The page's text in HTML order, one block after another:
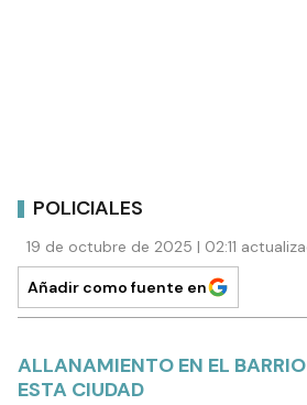
POLICIALES
19 de octubre de 2025 | 02:11
Añadir como fuente en
ALLANAMIENTO EN EL
ESTA CIUDAD